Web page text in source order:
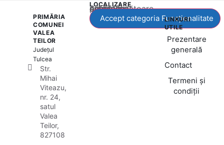
PRIMĂRIA
COMUNEI
VALEA
TEILOR
Județul
Tulcea
Str.
Mihai
Viteazu,
nr. 24,
satul
Valea
Teilor,
827108
LOCALIZARE
Acest conținut este blocat până când acceptați categoria corespunzătoare de cookie-uri.
Accept categoria Funcționalitate
LINKURI
UTILE
Prezentare
generală
Contact
Termeni și
condiții